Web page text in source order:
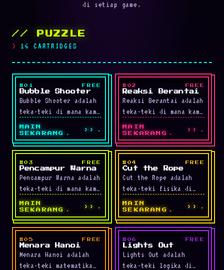
di setiap game.
// PUZZLE
16 CARTRIDGES
LIVE
#01 FREE
Bubble Shooter
Bubble Shooter adalah
teka-teki di mana kamu
menembakkan gelembung
untuk mencocokkan tiga
atau lebih warna sama.
Manfaatkan rantai …
MAIN
SEKARANG
››
LIVE
#02 FREE
Reaksi Berantai
Reaksi Berantai adalah
teka-teki di mana kamu
menempatkan bom
terbatas untuk memicu
reaksi berantai yang
menghilangkan bola.
Pilih …
MAIN
SEKARANG
››
LIVE
#03 FREE
Pencampur Warna
Pencampur Warna adalah
teka-teki di mana kamu
mengatur slider RGB
untuk menyamai warna
target. Tiap ronde
toleransi semakin …
MAIN
SEKARANG
››
LIVE
#04 FREE
Cut the Rope
Cut the Rope adalah
teka-teki fisika di
mana kamu memotong
tali untuk menjatuhkan
permen ke mulut
monster. Kumpulkan …
MAIN
SEKARANG
››
LIVE
#05 FREE
Menara Hanoi
Menara Hanoi adalah
teka-teki matematika
LIVE
#06 FREE
Lights Out
Lights Out adalah
teka-teki logika di